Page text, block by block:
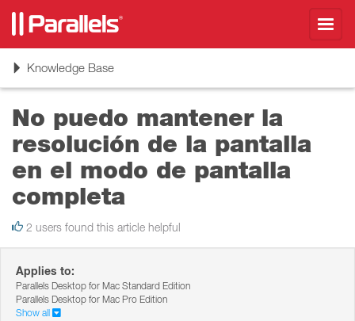
ToggleKnowledge Base
No puedo mantener la
resolución de la pantalla
en el modo de pantalla
completa
2 users found this article helpful
Applies to:
Parallels Desktop for Mac Standard Edition
Parallels Desktop for Mac Pro Edition
Show all